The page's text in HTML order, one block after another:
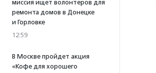
миссия ищет волонтеров для
ремонта домов в Донецке
и Горловке
12:59
В Москве пройдет акция
«Кофе для хорошего